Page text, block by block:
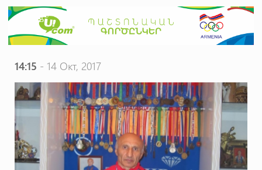
14:15 - 14 Окт, 2017